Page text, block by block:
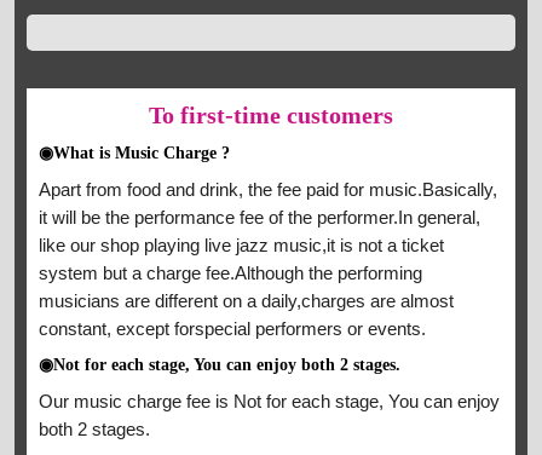
To first-time customers
◉What is Music Charge ?
Apart from food and drink, the fee paid for music.Basically,
it will be the performance fee of the performer.In general,
like our shop playing live jazz music,it is not a ticket
system but a charge fee.Although the performing
musicians are different on a daily,charges are almost
constant, except forspecial performers or events.
◉Not for each stage, You can enjoy both 2 stages.
Our music charge fee is Not for each stage, You can enjoy
both 2 stages.